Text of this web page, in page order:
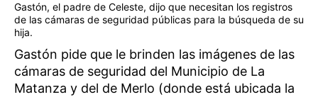
Gastón, el padre de Celeste, dijo que necesitan los registros
de las cámaras de seguridad públicas para la búsqueda de su
hija.
Gastón pide que le brinden las imágenes de las
cámaras de seguridad del Municipio de La
Matanza y del de Merlo (donde está ubicada la